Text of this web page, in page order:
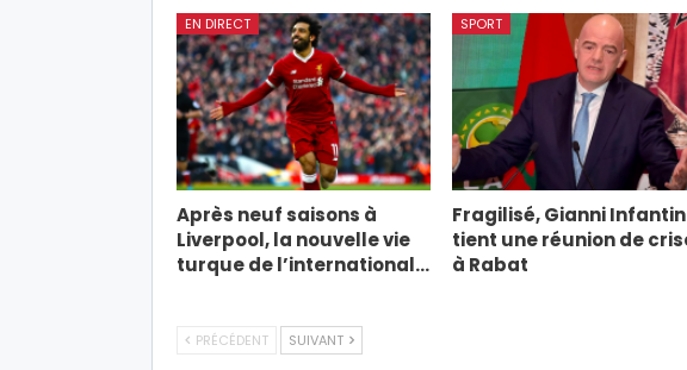
EN DIRECT
Après neuf saisons à
Liverpool, la nouvelle vie
turque de l’international…
SPORT
Fragilisé, Gianni
tient une réunion de
à Rabat
PRÉCÉDENT SUIVANT